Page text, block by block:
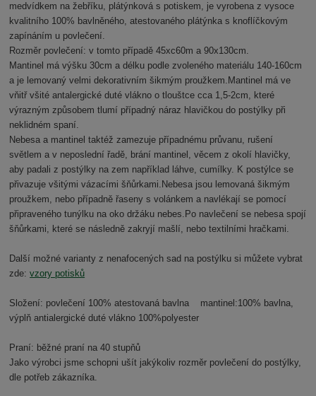
medvídkem na žebříku, plátýnková s potiskem, je vyrobena z vysoce
kvalitního 100% bavlněného, atestovaného plátýnka s knoflíčkovým
zapínáním u povlečení.
Rozměr povlečení: v tomto případě 45xc60m a 90x130cm.
Mantinel má výšku 30cm a délku podle zvoleného materiálu 140-160cm
a je lemovaný velmi dekorativním šikmým proužkem.Mantinel má ve
vňitř všité antalergické duté vlákno o tlouštce cca 1,5-2cm, které
výrazným způsobem tlumí případný náraz hlavičkou do postýlky při
neklidném spaní.
Nebesa a mantinel taktéž zamezuje případnému průvanu, rušení
světlem a v neposlední řadě, brání mantinel, věcem z okolí hlavičky,
aby padali z postýlky na zem například láhve, cumílky. K postýlce se
přivazuje všitými vázacími šňůrkami.Nebesa jsou lemovaná šikmým
proužkem, nebo případně řaseny s volánkem a navlékají se pomocí
připraveného tunýlku na oko držáku nebes.Po navlečení se nebesa spojí
šňůrkami, které se následně zakryjí mašlí, nebo textilními hračkami.
Další možné varianty z nenafocených sad na postýlku si můžete vybrat
zde:vzory potisků
Složení: povlečení 100% atestovaná bavlna mantinel:100% bavlna,
výplň antialergické duté vlákno 100%polyester
Praní: běžné praní na 40 stupňů
Jako výrobci jsme schopni ušít jakýkoliv rozměr povlečení do postýlky,
dle potřeb zákazníka.